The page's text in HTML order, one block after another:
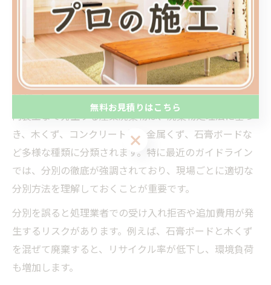
分別や処理方法の最新ガイドを徹底
解説
内装工事廃棄物の最新分別ガイドラインを把握
しよう
内装工事で発生する産業廃棄物は、廃棄物処理法に基づ
き、木くず、コンクリート片、金属くず、石膏ボードな
ど多様な種類に分類されます。特に最近のガイドライン
では、分別の徹底が強調されており、現場ごとに適切な
分別方法を理解しておくことが重要です。
分別を誤ると処理業者での受け入れ拒否や追加費用が発
生するリスクがあります。例えば、石膏ボードと木くず
を混ぜて廃棄すると、リサイクル率が低下し、環境負荷
も増加します。
無料お見積りはこちら
無料お見積りはこちら